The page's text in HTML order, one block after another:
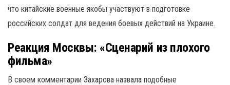
что китайские военные якобы участвуют в подготовке
российских солдат для ведения боевых действий на Украине.
Реакция Москвы: «Сценарий из плохого
фильма»
В своем комментарии Захарова назвала подобные